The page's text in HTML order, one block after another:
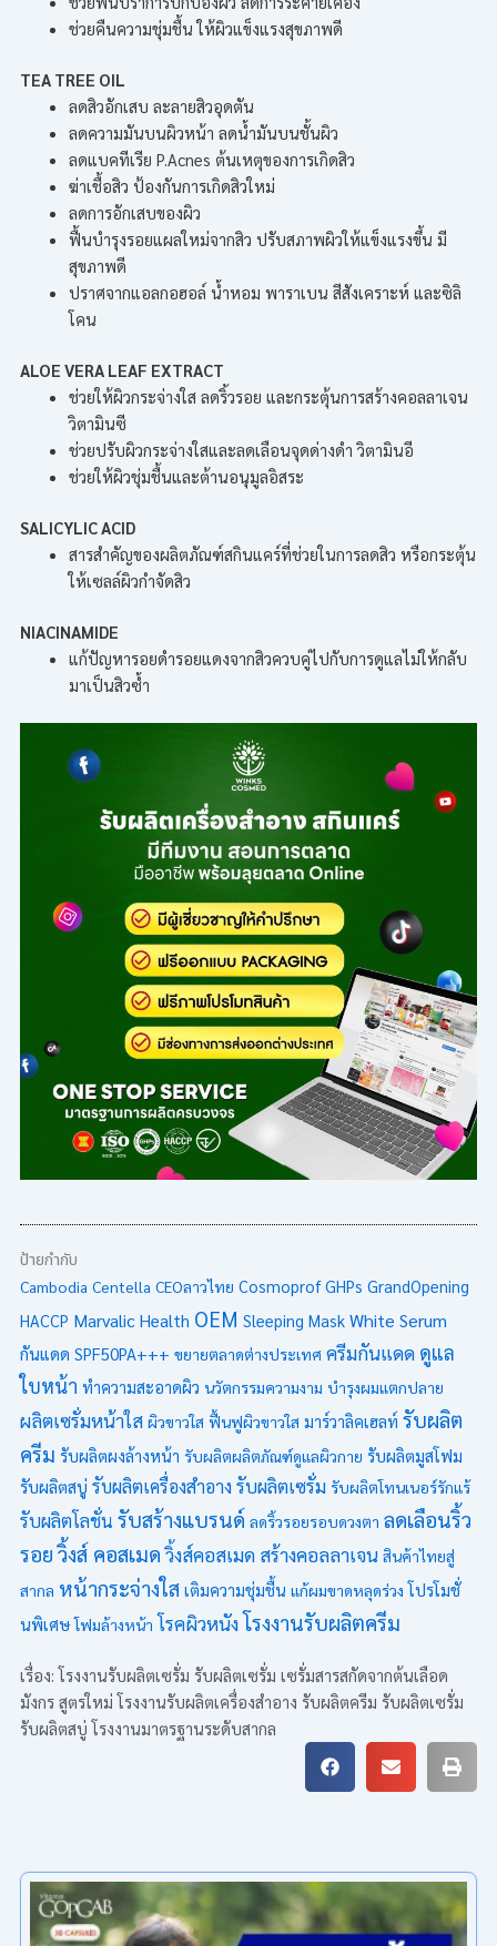
ช่วยคืนความชุ่มชื้น ให้ผิวแข็งแรงสุขภาพดี
TEA TREE OIL
ลดสิวอักเสบ ละลายสิวอุดตัน
ลดความมันบนผิวหน้า ลดน้ำมันบนชั้นผิว
ลดแบคทีเรีย P.Acnes ต้นเหตุของการเกิดสิว
ฆ่าเชื้อสิว ป้องกันการเกิดสิวใหม่
ลดการอักเสบของผิว
ฟื้นบำรุงรอยแผลใหม่จากสิว ปรับสภาพผิวให้แข็งแรงขึ้น มี
สุขภาพดี
ปราศจากแอลกอฮอล์ น้ำหอม พาราเบน สีสังเคราะห์ และซิลิ
โคน
ALOE VERA LEAF EXTRACT
ช่วยให้ผิวกระจ่างใส ลดริ้วรอย และกระตุ้นการสร้างคอลลาเจน
วิตามินซี
ช่วยปรับผิวกระจ่างใสและลดเลือนจุดด่างดำ วิตามินอี
ช่วยให้ผิวชุ่มชื้นและต้านอนุมูลอิสระ
SALICYLIC ACID
สารสำคัญของผลิตภัณฑ์สกินแคร์ที่ช่วยในการลดสิว หรือกระตุ้น
ให้เซลล์ผิวกำจัดสิว
NIACINAMIDE
แก้ปัญหารอยดำรอยแดงจากสิวควบคู่ไปกับการดูแลไม่ให้กลับ
มาเป็นสิวซ้ำ
ป้ายกำกับ
Cambodia Centella CEOลาวไทย Cosmoprof GHPs GrandOpening
HACCP Marvalic Health OEM Sleeping Mask White Serum
กันแดด SPF50PA+++ ขยายตลาดต่างประเทศ ครีมกันแดด ดูแล
ใบหน้า ทำความสะอาดผิว นวัตกรรมความงาม บำรุงผมแตกปลาย
ผลิตเซรั่มหน้าใส ผิวขาวใส ฟื้นฟูผิวขาวใส มาร์วาลิคเฮลท์ รับผลิต
ครีม รับผลิตผงล้างหน้า รับผลิตผลิตภัณฑ์ดูแลผิวกาย รับผลิตมูสโฟม
รับผลิตสบู่ รับผลิตเครื่องสำอาง รับผลิตเซรั่ม รับผลิตโทนเนอร์รักแร้
รับผลิตโลชั่น รับสร้างแบรนด์ ลดริ้วรอยรอบดวงตา ลดเลือนริ้ว
รอย วิ้งส์ คอสเมด วิ้งส์คอสเมด สร้างคอลลาเจน สินค้าไทยสู่
สากล หน้ากระจ่างใส เติมความชุ่มชื้น แก้ผมขาดหลุดร่วง โปรโมชั่
นพิเศษ โฟมล้างหน้า โรคผิวหนังโรงงานรับผลิตครีม
เรื่อง: โรงงานรับผลิตเซรั่ม รับผลิตเซรั่ม เซรั่มสารสกัดจากต้นเลือด
มังกร สูตรใหม่ โรงงานรับผลิตเครื่องสำอาง รับผลิตครีม รับผลิตเซรั่ม
รับผลิตสบู่ โรงงานมาตรฐานระดับสากล